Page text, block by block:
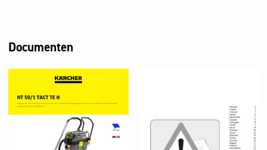
Documenten